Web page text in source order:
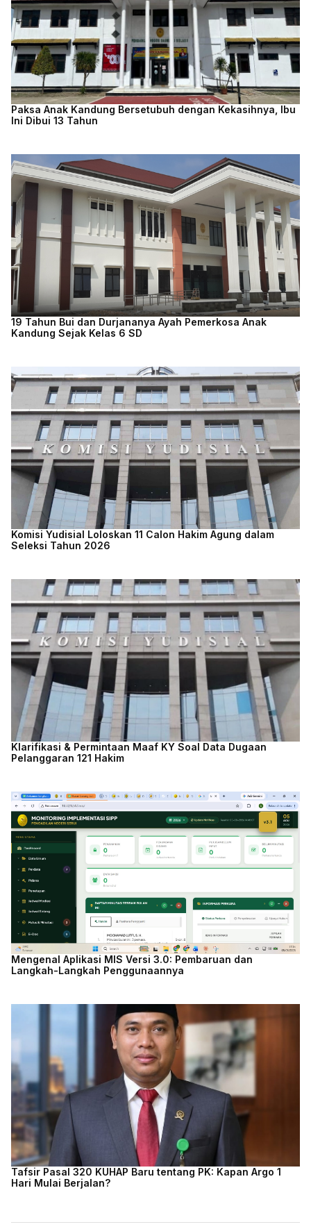
Paksa Anak Kandung Bersetubuh dengan Kekasihnya, Ibu
Ini Dibui 13 Tahun
19 Tahun Bui dan Durjananya Ayah Pemerkosa Anak
Kandung Sejak Kelas 6 SD
Komisi Yudisial Loloskan 11 Calon Hakim Agung dalam
Seleksi Tahun 2026
Klarifikasi & Permintaan Maaf KY Soal Data Dugaan
Pelanggaran 121 Hakim
Mengenal Aplikasi MIS Versi 3.0: Pembaruan dan
Langkah-Langkah Penggunaannya
Tafsir Pasal 320 KUHAP Baru tentang PK: Kapan Argo 1
Hari Mulai Berjalan?